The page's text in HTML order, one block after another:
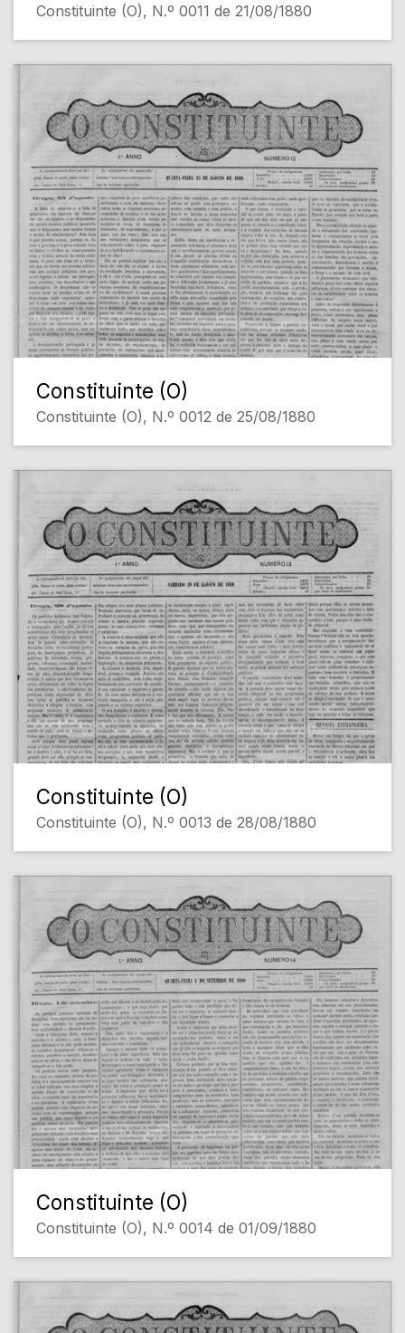
Constituinte (O), N.º 0011 de 21/08/1880
Constituinte (O)
Constituinte (O), N.º 0012 de 25/08/1880
Constituinte (O)
Constituinte (O), N.º 0013 de 28/08/1880
Constituinte (O)
Constituinte (O), N.º 0014 de 01/09/1880